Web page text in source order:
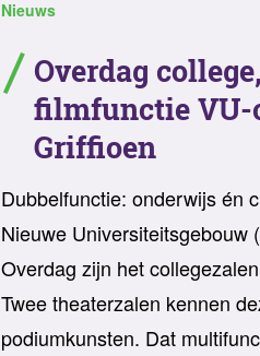
Nieuws
Overdag
filmfunctie VU-
Griffioen
Dubbelfunctie: onderwijs én
Nieuwe Universiteitsgebouw
Overdag zijn het
Twee theaterzalen kennen
podiumkunsten. Dat